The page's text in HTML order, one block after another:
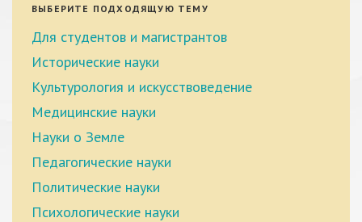
ВЫБЕРИТЕ ПОДХОДЯЩУЮ ТЕМУ
Для студентов и магистрантов
Исторические науки
Культурология и искусствоведение
Медицинские науки
Науки о Земле
Педагогические науки
Политические науки
Психологические науки